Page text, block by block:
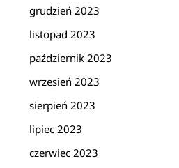
grudzień 2023
listopad 2023
październik 2023
wrzesień 2023
sierpień 2023
lipiec 2023
czerwiec 2023